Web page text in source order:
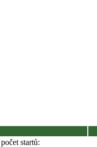
počet startů: